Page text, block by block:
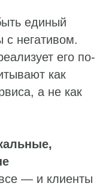
единый
с негативом.
его по-
как
а не как
— и клиенты